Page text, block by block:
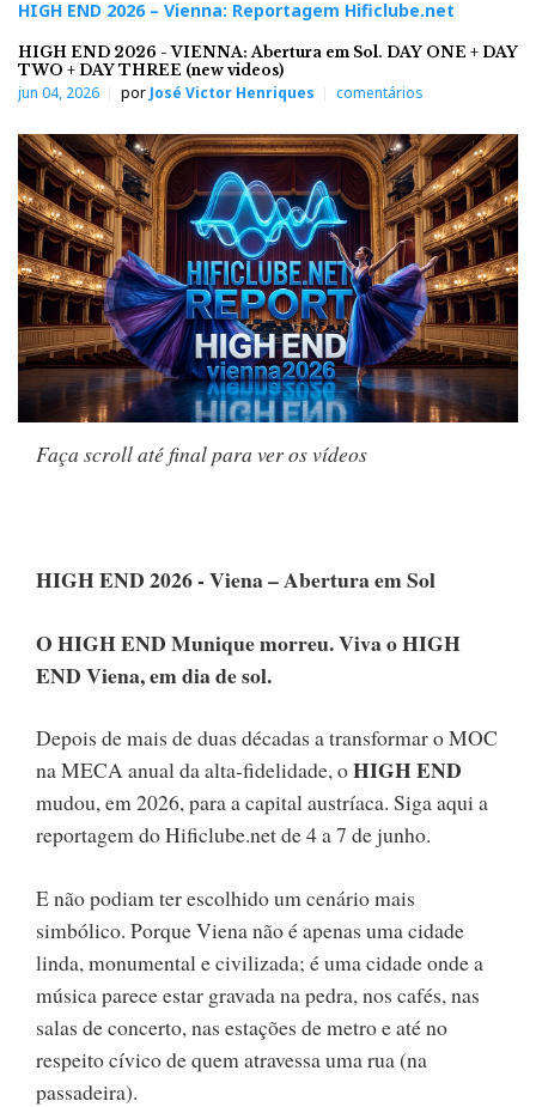
HIGH END 2026 – Vienna: Reportagem Hificlube.net
HIGH END 2026 - VIENNA: Abertura em Sol. DAY ONE + DAY
TWO + DAY THREE (new videos)
jun 04, 2026 por José Victor Henriques comentários
Faça scroll até final para ver os vídeos
HIGH END 2026 - Viena – Abertura em Sol
O HIGH END Munique morreu.Viva o HIGH
END Viena, em dia de sol.
Depois de mais de duas décadas a transformar o MOC
na MECA anual da alta-fidelidade, oHIGH END
mudou, em 2026, para a capital austríaca. Siga aqui a
reportagem do Hificlube.net de 4 a 7 de junho.
E não podiam ter escolhido um cenário mais
simbólico. Porque Viena não é apenas uma cidade
linda, monumental e civilizada; é uma cidade onde a
música parece estar gravada na pedra, nos cafés, nas
salas de concerto, nas estações de metro e até no
respeito cívico de quem atravessa uma rua (na
passadeira).